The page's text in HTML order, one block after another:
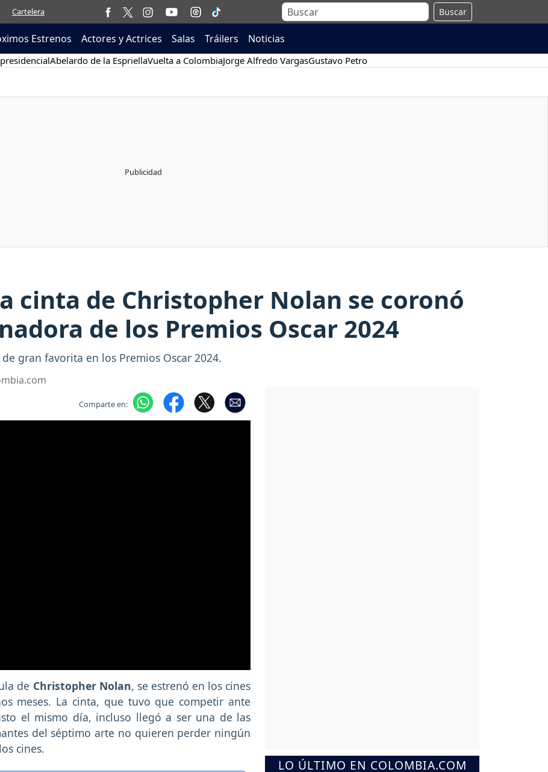
Cartelera Buscar
Estrenos Actores y Actrices Salas Tráilers Noticias
Abelardo de la EspriellaVuelta a ColombiaJorge Alfredo VargasGustavo Petro
cinta de Christopher Nolan se coronó
de los Premios Oscar 2024
gran favorita en los Premios Oscar 2024.
Comparte en:
de Christopher Nolan, se estrenó en los cines
meses. La cinta, que tuvo que competir ante
el mismo día, incluso llegó a ser una de las
del séptimo arte no quieren perder ningún
cines.
LO ÚLTIMO EN COLOMBIA.COM